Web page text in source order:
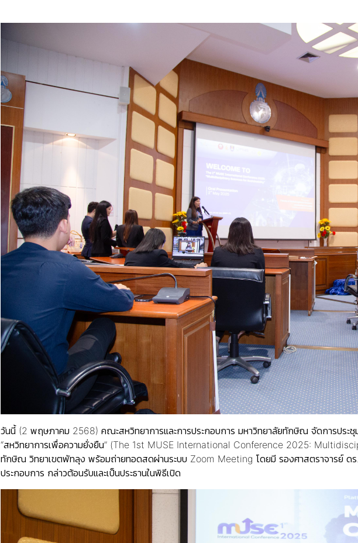
วันนี้ (2 พฤษภาคม 2568) คณะสหวิทยาการและการประกอบการ มหาวิทยาลัยทักษิณ จัดการประชุ
“สหวิทยาการเพื่อความยั่งยืน” (The 1st MUSE International Conference 2025:
ทักษิณ วิทยาเขตพัทลุง พร้อมถ่ายทอดสดผ่านระบบ Zoom Meeting โดยมี รองศาสตราจารย์ ด
ประกอบการ กล่าวต้อนรับและเป็นประธานในพิธีเปิด